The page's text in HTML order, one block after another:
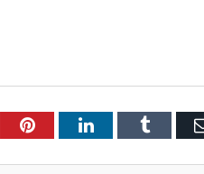
PinterestLinkedInTumblr